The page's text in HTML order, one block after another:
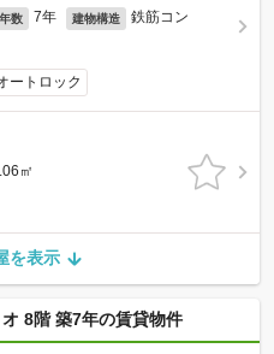
数 7年 建物構造 鉄筋コン
ートロック
㎡
を表示
8階 築7年の賃貸物件